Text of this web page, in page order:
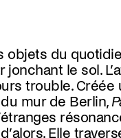
mur de Berlin,
Elle